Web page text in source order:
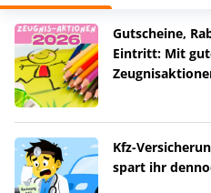
Gutscheine,
Eintritt: Mit
Kfz-
spart ihr